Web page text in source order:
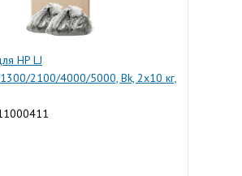
HP LJ
2100/4000/5000, Bk, 2x10 кг,